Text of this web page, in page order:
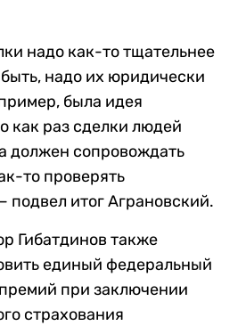
надо как-то тщательнее
надо их юридически
была идея
как раз сделки людей
должен сопровождать
то проверять
подвел итог Аграновский.
Гибатдинов также
единый федеральный
при заключении
страхования